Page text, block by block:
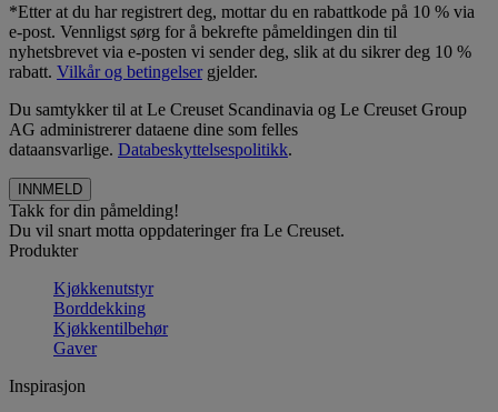
*Etter at du har registrert deg, mottar du en rabattkode på 10 % via
e-post. Vennligst sørg for å bekrefte påmeldingen din til
nyhetsbrevet via e-posten vi sender deg, slik at du sikrer deg 10 %
rabatt. Vilkår og betingelsergjelder.
Du samtykker til at Le Creuset Scandinavia og Le Creuset Group
AG administrerer dataene dine som felles
dataansvarlige. Databeskyttelsespolitikk.
Takk for din påmelding!
Du vil snart motta oppdateringer fra Le Creuset.
Produkter
Kjøkkenutstyr
Borddekking
Kjøkkentilbehør
Gaver
Inspirasjon